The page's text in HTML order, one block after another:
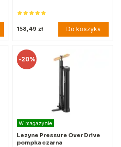
158,49 zł Do koszyka
-20%
W magazynie
Lezyne Pressure Over Drive
pompka czarna